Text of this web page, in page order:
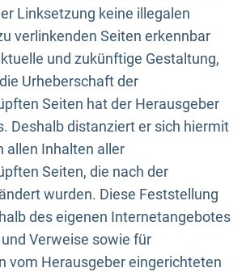
Linksetzung keine illegalen
verlinkenden Seiten erkennbar
und zukünftige Gestaltung,
Urheberschaft der
Seiten hat der Herausgeber
Deshalb distanziert er sich hiermit
allen Inhalten aller
Seiten, die nach der
wurden. Diese Feststellung
des eigenen Internetangebotes
Verweise sowie für
vom Herausgeber eingerichteten